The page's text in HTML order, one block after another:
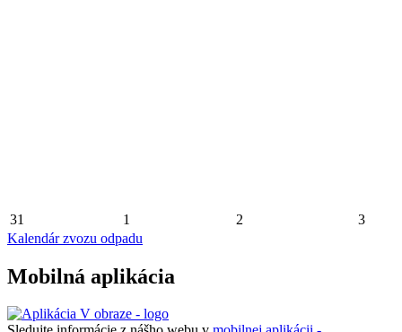
31 1 2
3
Kalendár zvozu odpadu
Mobilná aplikácia